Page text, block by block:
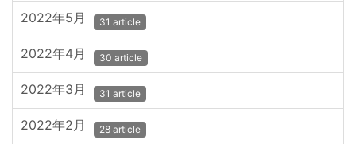
2022年5月 31 article
2022年4月 30 article
2022年3月 31 article
2022年2月 28 article